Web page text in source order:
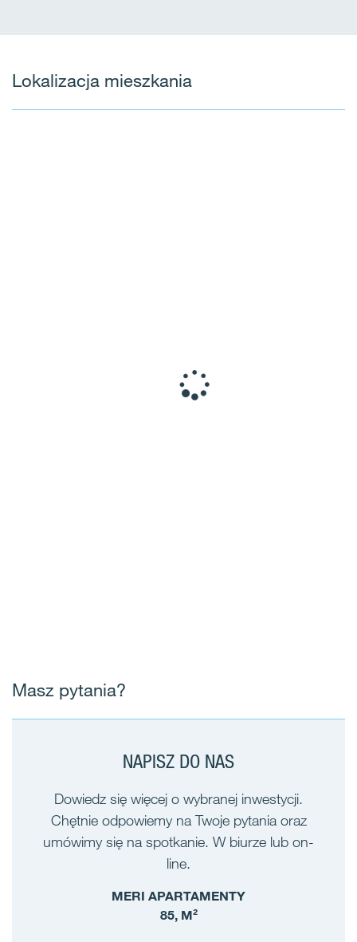
Lokalizacja mieszkania
Masz pytania?
NAPISZ DO NAS
Dowiedz się więcej o wybranej inwestycji.
Chętnie odpowiemy na Twoje pytania oraz
umówimy się na spotkanie. W biurze lub on-
line.
MERI APARTAMENTY
85, M²